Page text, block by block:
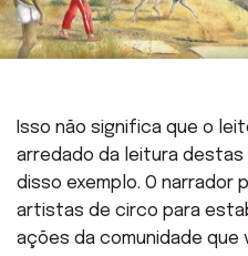
Isso não significa que o
arredado da leitura destas
disso exemplo. O narrador
artistas de circo para
ações da comunidade que